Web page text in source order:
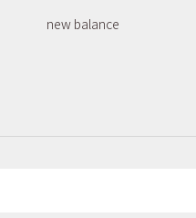
new balance